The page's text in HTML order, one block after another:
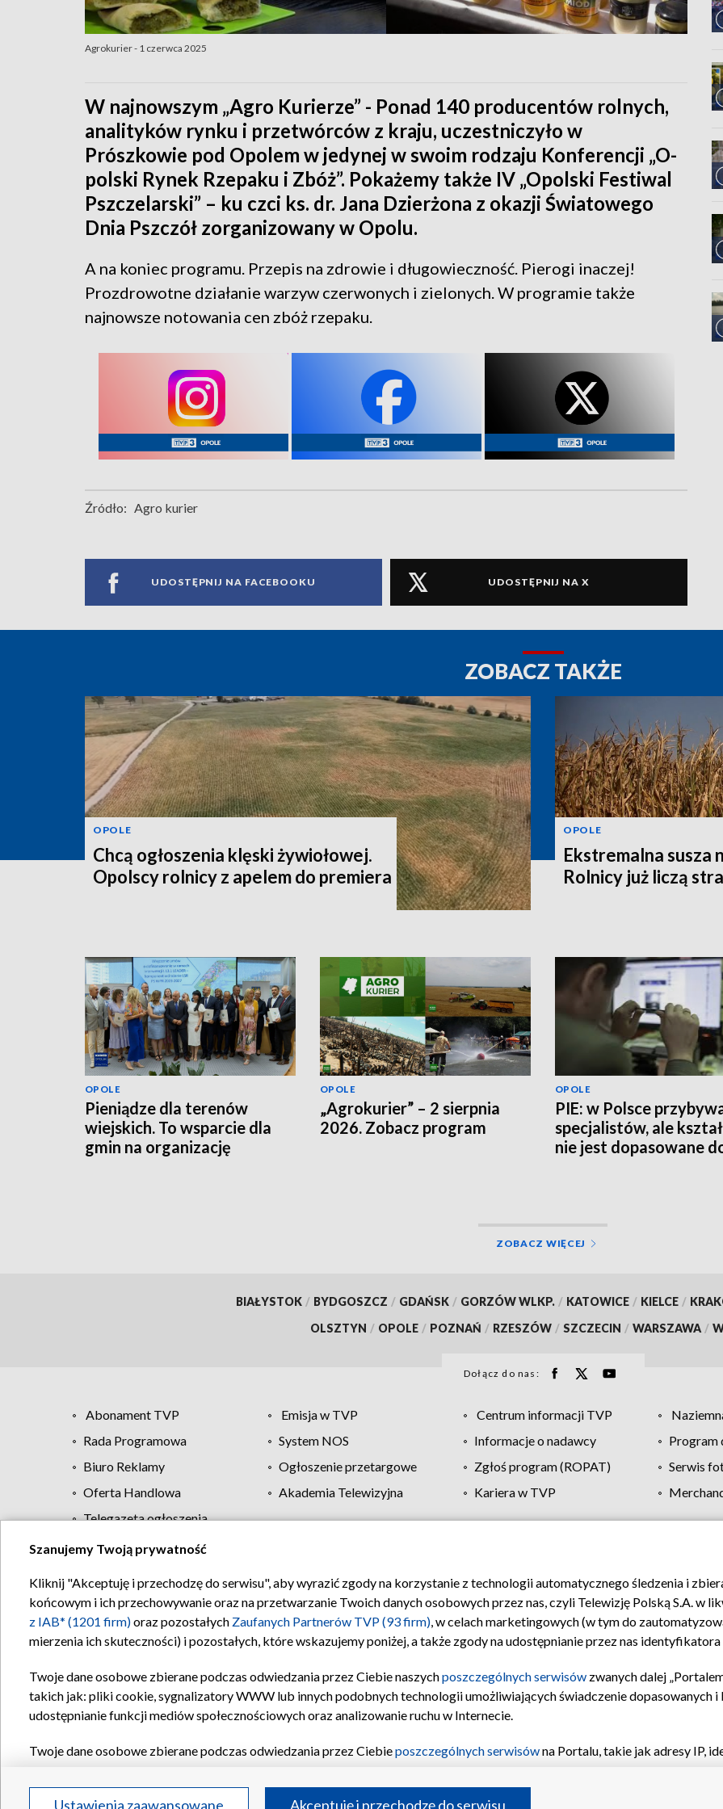
Agrokurier - 1 czerwca 2025
W najnowszym „Agro Kurierze” - Ponad 140 producentów rolnych,
analityków rynku i przetwórców z kraju, uczestniczyło w
Prószkowie pod Opolem w jedynej w swoim rodzaju Konferencji „O-
polski Rynek Rzepaku i Zbóż”. Pokażemy także IV „Opolski Festiwal
Pszczelarski” – ku czci ks. dr. Jana Dzierżona z okazji Światowego
Dnia Pszczół zorganizowany w Opolu.
A na koniec programu. Przepis na zdrowie i długowieczność. Pierogi inaczej!
Prozdrowotne działanie warzyw czerwonych i zielonych. W programie także
najnowsze notowania cen zbóż rzepaku.
Źródło: Agro kurier
UDOSTĘPNIJ NA FACEBOOKU UDOSTĘPNIJ NA X
ZOBACZ TAKŻE
OPOLE
Chcą ogłoszenia klęski żywiołowej.
Opolscy rolnicy z apelem do premiera
OPOLE
Ekstremalna susza
Rolnicy już liczą
OPOLE
Pieniądze dla terenów
wiejskich. To wsparcie dla
gmin na organizację
OPOLE
„Agrokurier” – 2 sierpnia
2026. Zobacz program
OPOLE
PIE: w Polsce
specjalistów, ale
nie jest dopasowane
ZOBACZ WIĘCEJ
BIAŁYSTOK / BYDGOSZCZ / GDAŃSK / GORZÓW WLKP. / KATOWICE / KIELCE /
OLSZTYN / OPOLE / POZNAŃ / RZESZÓW / SZCZECIN / WARSZAWA /
Dołącz do nas:
Abonament TVP Emisja w TVP Centrum informacji TVP
Rada Programowa
System NOS Informacje o nadawcy
Program
Biuro Reklamy
Ogłoszenie przetargowe Zgłoś program (ROPAT)
Serwis
Oferta Handlowa
Akademia Telewizyjna Kariera w TVP
Telegazeta ogłoszenia
Regulamin TVP Polityka prywatności Moje zgody Pomoc Biuro
Szanujemy Twoją prywatność
Kliknij "Akceptuję i przechodzę do serwisu", aby wyrazić zgody na korzystanie z technologii automatycznego śledzenia i
końcowym i ich przechowywanie oraz na przetwarzanie Twoich danych osobowych przez nas, czyli Telewizję Polską S.A. w
z IAB* (1201 firm)oraz pozostałych Zaufanych Partnerów TVP (93 firm), w celach marketingowych (w tym do
mierzenia ich skuteczności) i pozostałych, które wskazujemy poniżej, a także zgody na udostępnianie przez nas
Twoje dane osobowe zbierane podczas odwiedzania przez Ciebie naszychposzczególnych serwisów zwanych dalej
takich jak: pliki cookie, sygnalizatory WWW lub innych podobnych technologii umożliwiających świadczenie dopasowanych i
udostępnianie funkcji mediów społecznościowych oraz analizowanie ruchu w Internecie.
Twoje dane osobowe zbierane podczas odwiedzania przez Ciebieposzczególnych serwisówna Portalu, takie jak adresy IP,
Partnerów TVPdla realizacji następujących celów i funkcji: przechowywania informacji na urządzeniu lub dostęp do nich,
Ustawienia zaawansowane Akceptuję i przechodzę do serwisu